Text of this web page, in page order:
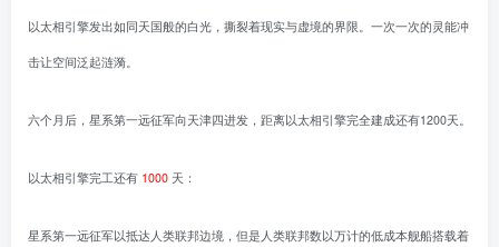
以太相引擎发出如同天国般的白光，撕裂着现实与虚境的界限。一次一次的灵能冲
击让空间泛起涟漪。
六个月后，星系第一远征军向天津四进发，距离以太相引擎完全建成还有1200天。
以太相引擎完工还有 1000 天：
星系第一远征军以抵达人类联邦边境，但是人类联邦数以万计的低成本舰船搭载着